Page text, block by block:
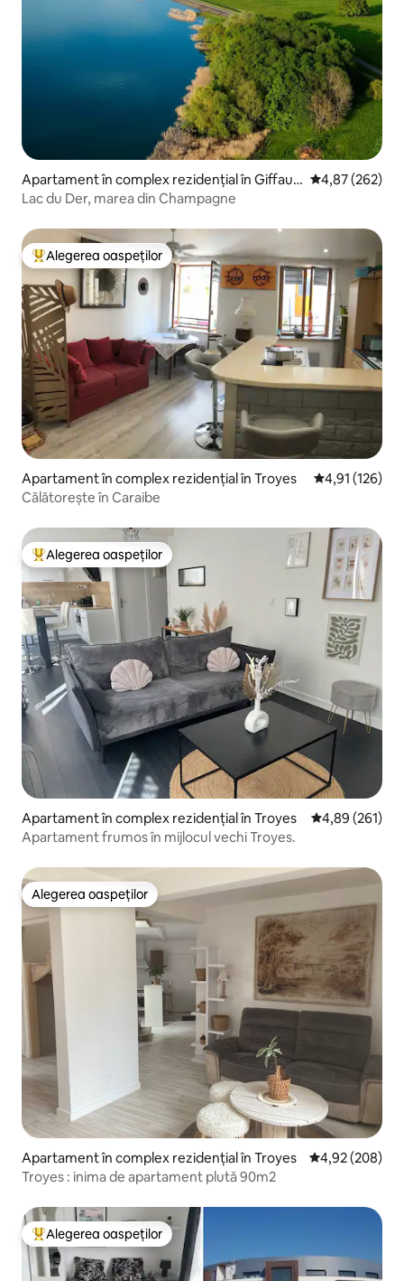
Apartament în complex rezidențial în Giffau
mont-Champaubert
Scor mediu de
4,87 (262)
Lac du Der, marea din Champagne
Locuință din topul categoriei Alegerea oaspeților
Alegerea oaspeților
Apartament în complex rezidențial în Troyes Scor mediu
4,91 (126)
Călătorește în Caraibe
Locuință din topul categoriei Alegerea oaspeților
Alegerea oaspeților
Apartament în complex rezidențial în Troyes Scor mediu de
4,89 (261)
Apartament frumos în mijlocul vechi Troyes.
Alegerea oaspeților
Alegerea oaspeților
Apartament în complex rezidențial în Troyes Scor mediu de
4,92 (208)
Troyes : inima de apartament plută 90m2
Locuință din topul categoriei Alegerea oaspeților
Alegerea oaspeților